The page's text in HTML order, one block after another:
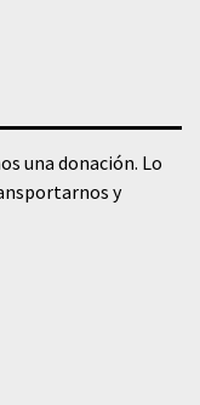
una donación. Lo
y